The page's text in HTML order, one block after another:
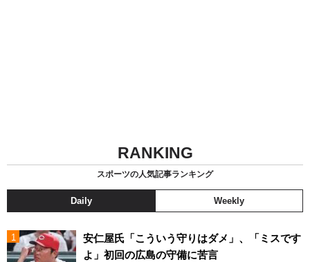
RANKING
スポーツの人気記事ランキング
Daily Weekly
安仁屋氏「こういう守りはダメ」、「ミスです
よ」初回の広島の守備に苦言